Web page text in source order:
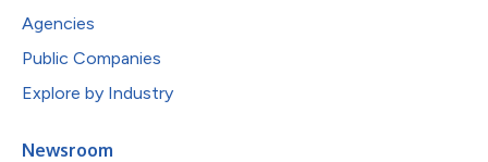
Agencies
Public Companies
Explore by Industry
Newsroom